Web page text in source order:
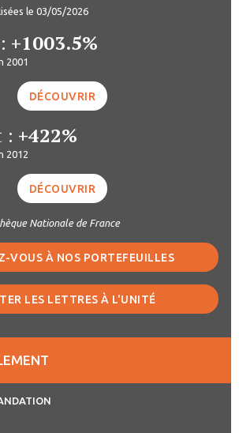
le 03/05/2026
+1003.5%
2001
DÉCOUVRIR
: +422%
2012
DÉCOUVRIR
Nationale de France
VOUS À NOS PORTEFEUILLES
LES LETTRES À L'UNITÉ